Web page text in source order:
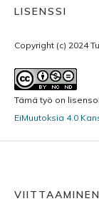
LISENSSI
Copyright (c) 2024
Tämä työ on
EiMuutoksia 4.0
VIITTAAMINEN